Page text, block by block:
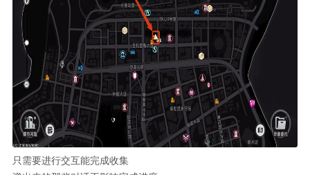
只需要进行交互能完成收集